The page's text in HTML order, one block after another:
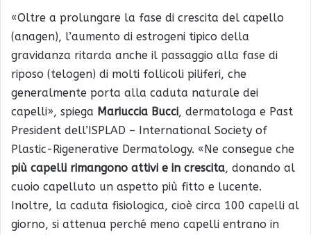
«Oltre a prolungare la fase di crescita del capello
(anagen), l’aumento di estrogeni tipico della
gravidanza ritarda anche il passaggio alla fase di
riposo (telogen) di molti follicoli piliferi, che
generalmente porta alla caduta naturale dei
capelli», spiega Mariuccia Bucci, dermatologa e Past
President dell’ISPLAD – International Society of
Plastic-Rigenerative Dermatology. «Ne consegue che
più capelli rimangono attivi e in crescita, donando al
cuoio capelluto un aspetto più fitto e lucente.
Inoltre, la caduta fisiologica, cioè circa 100 capelli al
giorno, si attenua perché meno capelli entrano in